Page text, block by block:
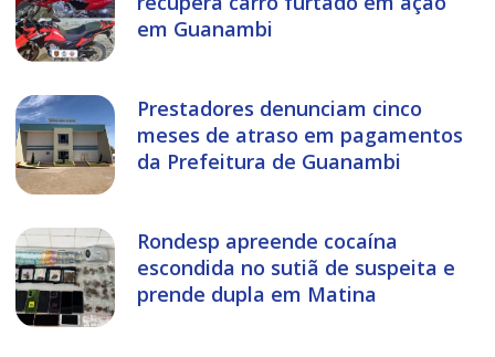
em Guanambi
Prestadores denunciam cinco
meses de atraso em pagamentos
da Prefeitura de Guanambi
Rondesp apreende cocaína
escondida no sutiã de suspeita e
prende dupla em Matina